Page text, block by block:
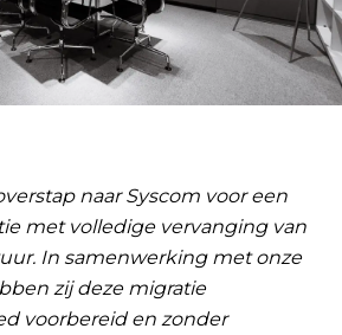
naar Syscom voor een
met volledige vervanging van
In samenwerking met onze
zij deze migratie
voorbereid en zonder